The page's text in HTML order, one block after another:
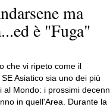
ma
è "Fuga"
che vi ripeto come il
Asiatico sia uno dei più
al Mondo: i prossimi
in quell'Area. Durante la